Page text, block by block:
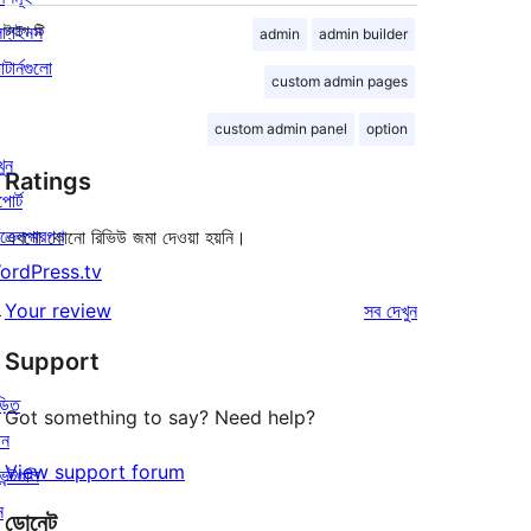
ট্যাগ admin admin builder
custom admin pages
custom admin panel option
টি
Ratings
এখনো কোনো রিভিউ জমা দেওয়া হয়নি।
Your review সবরিভিউ
দেখুন
Support
Got something to say? Need help?
View support forum
ডোনেট